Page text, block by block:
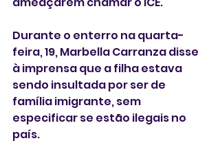
Durante o enterro na quarta-
feira, 19, Marbella Carranza disse
à imprensa que a filha estava
sendo insultada por ser de
família imigrante, sem
especificar se estão ilegais no
país.